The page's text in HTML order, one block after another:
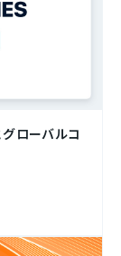
ローバルコ